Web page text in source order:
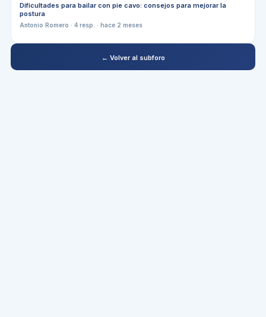
Dificultades para bailar con pie cavo: consejos para mejorar la
postura
Antonio Romero · 4resp. · hace 2 meses
← Volver al subforo